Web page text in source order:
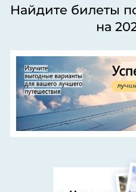
Найдите билеты
на